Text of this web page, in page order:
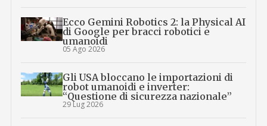
Ecco Gemini Robotics 2: la Physical AI
di Google per bracci robotici e
umanoidi
05 Ago 2026
Gli USA bloccano le importazioni di
robot umanoidi e inverter:
“Questione di sicurezza nazionale”
29 Lug 2026